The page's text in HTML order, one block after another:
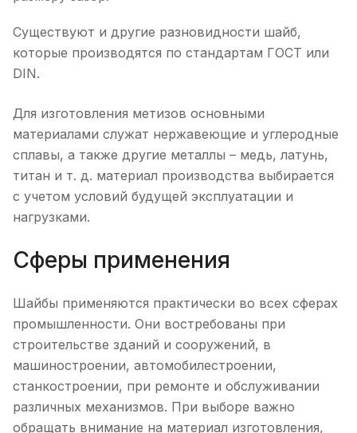
Существуют и другие разновидности шайб,
которые производятся по стандартам ГОСТ или
DIN.
Для изготовления метизов основными
материалами служат нержавеющие и углеродные
сплавы, а также другие металлы – медь, латунь,
титан и т. д. материал производства выбирается
с учетом условий будущей эксплуатации и
нагрузками.
Сферы применения
Шайбы применяются практически во всех сферах
промышленности. Они востребованы при
строительстве зданий и сооружений, в
машиностроении, автомобилестроении,
станкостроении, при ремонте и обслуживании
различных механизмов. При выборе важно
обращать внимание на материал изготовления,